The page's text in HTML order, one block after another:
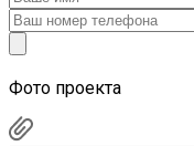
Фото проекта